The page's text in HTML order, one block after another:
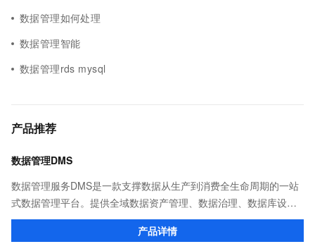
数据管理如何处理
数据管理智能
数据管理rds mysql
产品推荐
数据管理DMS
数据管理服务DMS是一款支撑数据从生产到消费全生命周期的一站
式数据管理平台。提供全域数据资产管理、数据治理、数据库设计
开发、数据集成（数据迁移、实时同步、流批一体ETL）、数据开
发和任务调度，以及数据消费服务等能力。
产品详情